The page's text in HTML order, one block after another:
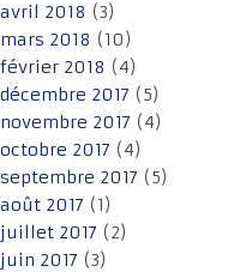
avril 2018 (3)
mars 2018 (10)
février 2018 (4)
décembre 2017 (5)
novembre 2017 (4)
octobre 2017 (4)
septembre 2017 (5)
août 2017 (1)
juillet 2017 (2)
juin 2017 (3)